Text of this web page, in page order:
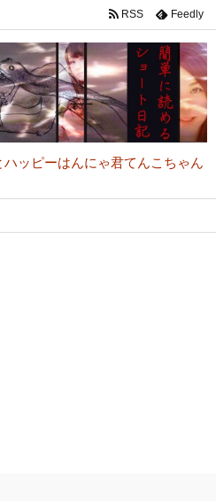
ッピーはんにゃ君てんこちゃん
RSS Feedly